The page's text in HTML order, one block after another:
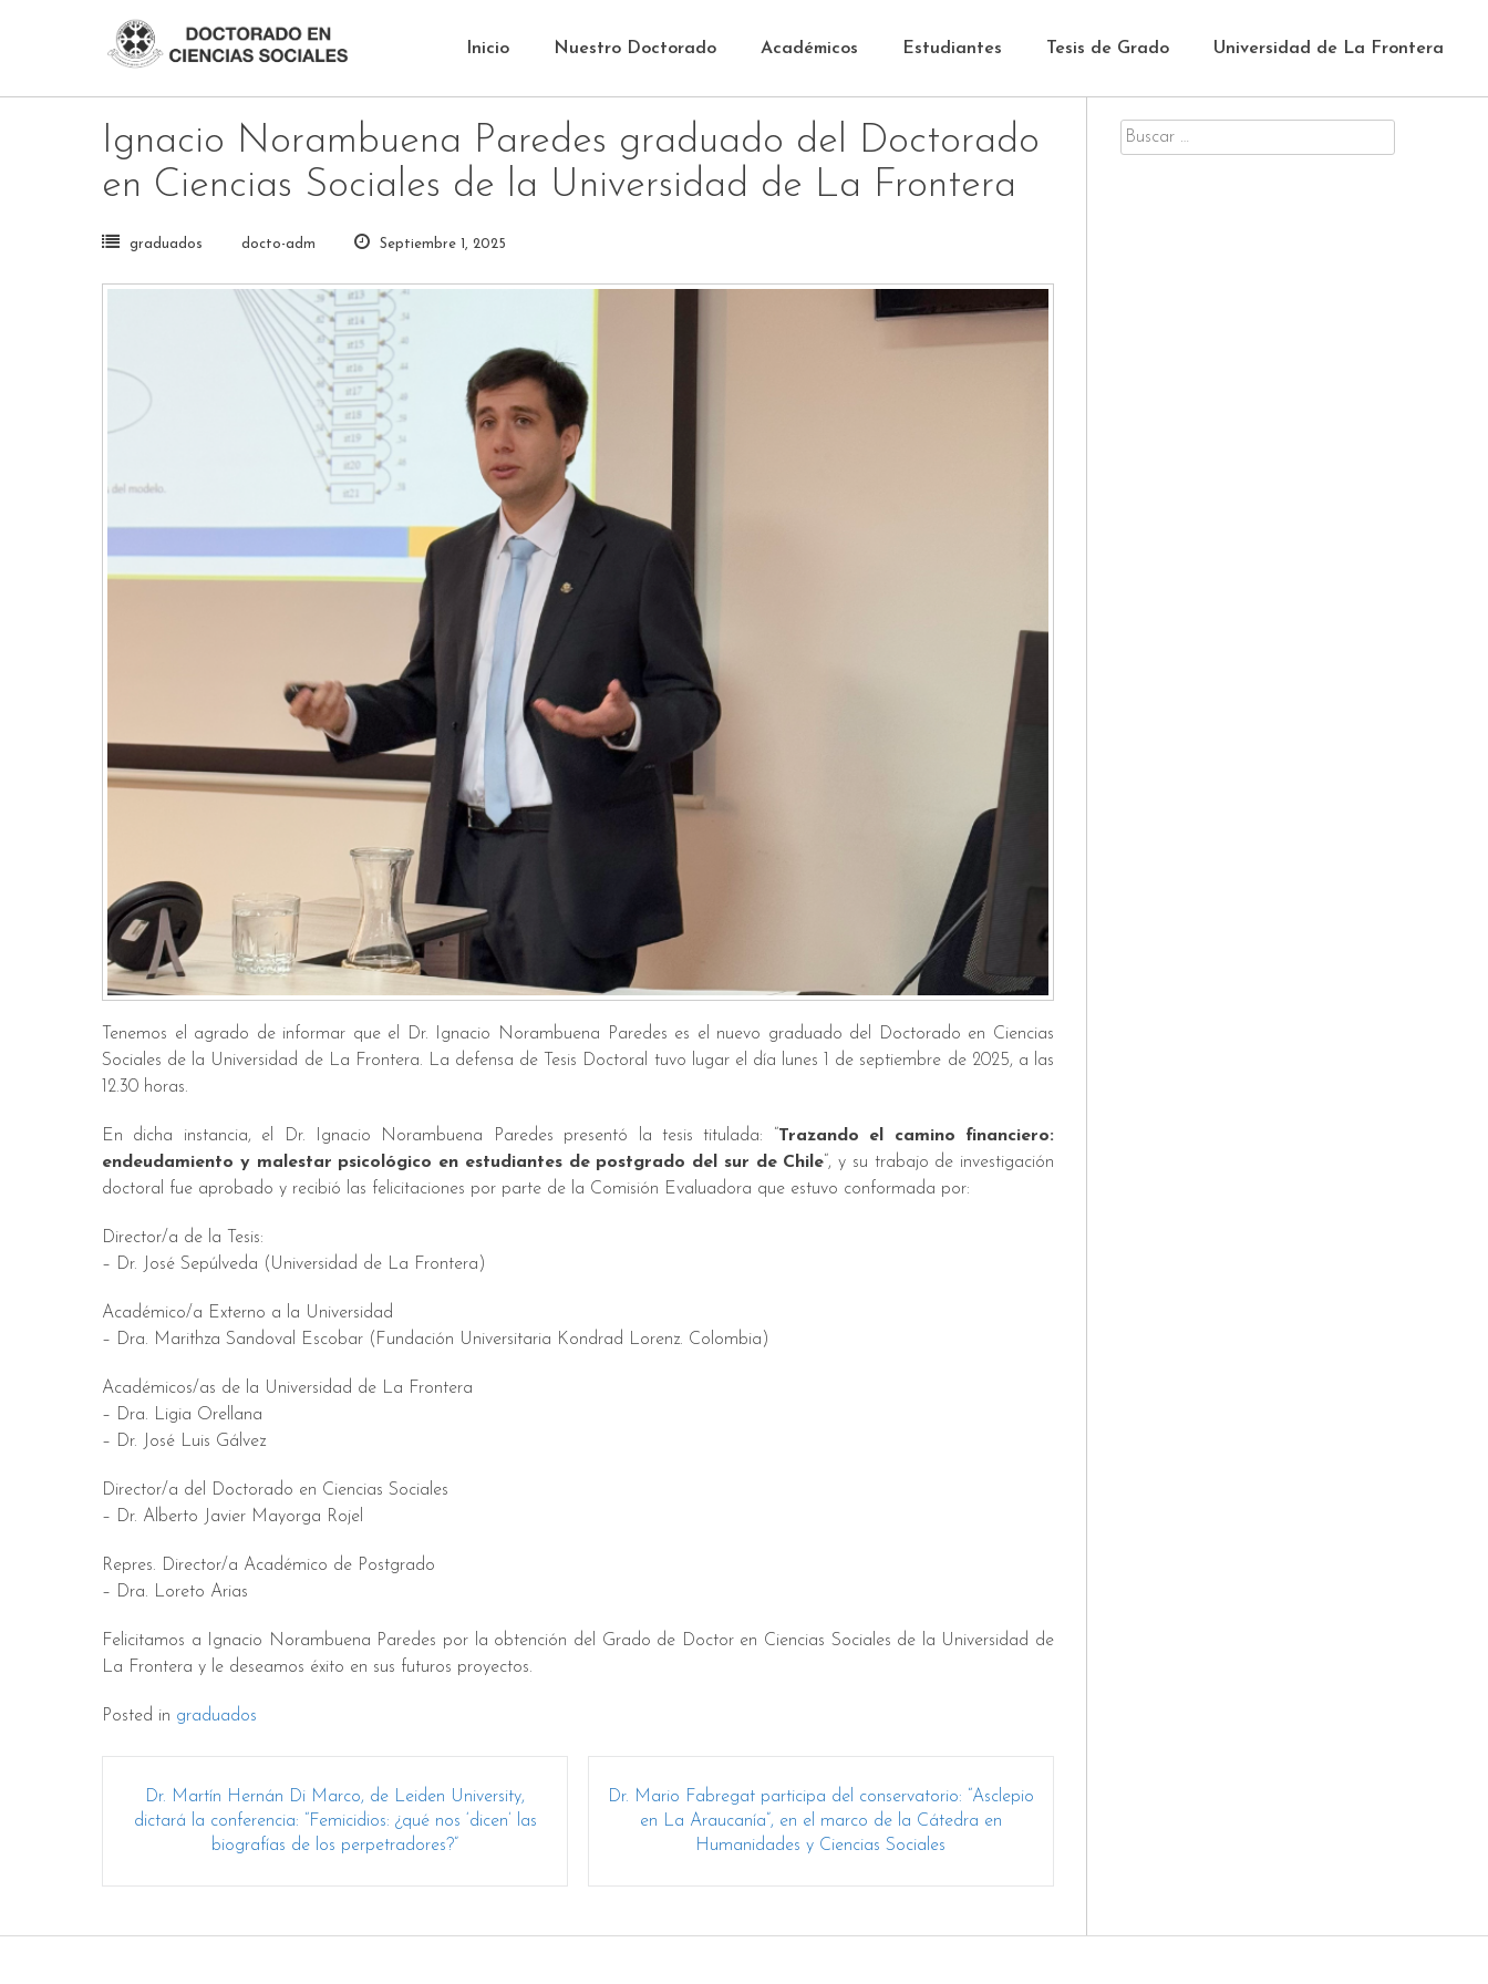
Inicio Nuestro Doctorado Académicos Estudiantes Tesis de Grado Universidad de La Frontera
Ignacio Norambuena Paredes graduado del Doctorado
en Ciencias Sociales de la Universidad de La Frontera
graduados docto-adm Septiembre 1, 2025
Tenemos el agrado de informar que el Dr. Ignacio Norambuena Paredes es el nuevo graduado del Doctorado en Ciencias
Sociales de la Universidad de La Frontera. La defensa de Tesis Doctoral tuvo lugar el día lunes 1 de septiembre de 2025, a las
12.30 horas.
En dicha instancia, el Dr. Ignacio Norambuena Paredes presentó la tesis titulada: “Trazando el camino financiero:
endeudamiento y malestar psicológico en estudiantes de postgrado del sur de Chile“, y su trabajo de investigación
doctoral fue aprobado y recibió las felicitaciones por parte de la Comisión Evaluadora que estuvo conformada por:
Director/a de la Tesis:
– Dr. José Sepúlveda (Universidad de La Frontera)
Académico/a Externo a la Universidad
– Dra. Marithza Sandoval Escobar (Fundación Universitaria Kondrad Lorenz. Colombia)
Académicos/as de la Universidad de La Frontera
– Dra. Ligia Orellana
– Dr. José Luis Gálvez
Director/a del Doctorado en Ciencias Sociales
– Dr. Alberto Javier Mayorga Rojel
Repres. Director/a Académico de Postgrado
– Dra. Loreto Arias
Felicitamos a Ignacio Norambuena Paredes por la obtención del Grado de Doctor en Ciencias Sociales de la Universidad de
La Frontera y le deseamos éxito en sus futuros proyectos.
Posted in graduados
navigation
Dr. Martín Hernán Di Marco, de Leiden University,
dictará la conferencia: “Femicidios: ¿qué nos ‘dicen’ las
biografías de los perpetradores?”
Dr. Mario Fabregat participa del conservatorio: “Asclepio
en La Araucanía”, en el marco de la Cátedra en
Humanidades y Ciencias Sociales
Buscar
por: